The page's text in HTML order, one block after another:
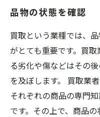
品物の状態を確認
買取という業種では、
がとても重要です。買
る劣化や傷などはその
を及ぼします。 買取業
それぞれの商品の専門
です。その上で、商品